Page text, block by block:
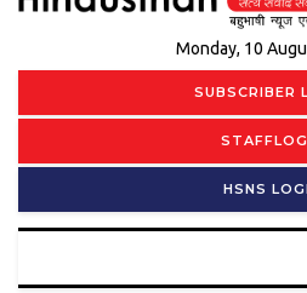
Monday, 10
SUBSCRIBER
HSNS